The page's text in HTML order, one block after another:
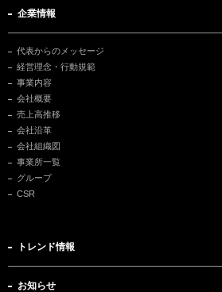
企業情報
代表からのメッセージ
経営理念・行動規範
事業内容
会社概要
売上高推移
会社沿革
会社組織図
事業所一覧
グループ
CSR
トレンド情報
お知らせ